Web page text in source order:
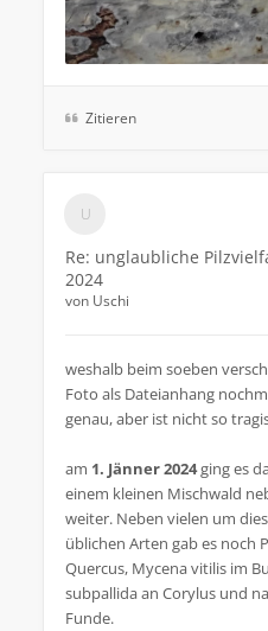
Zitieren
Re: unglaubliche
2024
von Uschi
weshalb beim soeben
Foto als Dateianhang
genau, aber ist nicht so
am 1. Jänner 2024ging es
einem kleinen Mischwald
weiter. Neben vielen um
üblichen Arten gab es noch
Quercus, Mycena vitilis im
subpallida an Corylus und
Funde.